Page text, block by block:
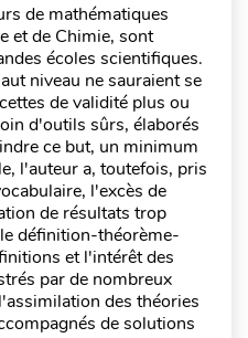
de mathématiques
et de Chimie, sont
écoles scientifiques.
niveau ne sauraient se
de validité plus ou
d'outils sûrs, élaborés
ce but, un minimum
l'auteur a, toutefois, pris
l'excès de
de résultats trop
définition-théorème-
et l'intérêt des
par de nombreux
des théories
de solutions